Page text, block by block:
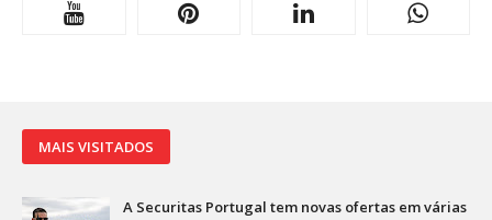
MAIS VISITADOS
A Securitas Portugal tem novas ofertas em várias